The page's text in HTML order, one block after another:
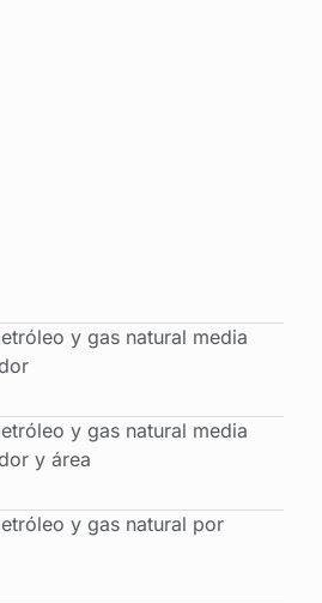
y gas natural media
y gas natural media
y área
y gas natural por